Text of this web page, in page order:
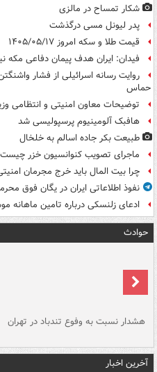
شکار تمساح در مالزی
پدر لیونل مسی درگذشت
قیمت طلا و سکه امروز ۱۴۰۵/۰۵/۱۷
فیدان: ایران هدف پیمان دفاعی مکه
روایت رسانه اسرائیلی از فشار
حماس
توضیحات معاون امنیتی و انتظامی
هافبک آلومینیوم پرسپولیسی شد
طبیعت بکر جاده اسالم به خلخال
ماجرای تصویب کنوانسیون خزر
چرا بیت المال باید خرج مجرمان
نفوذ اطلاعاتی ایران در یگان فوق
ادعای زلنسکی درباره تامین ماهانه
حوادث
هشدار نسبت به وفوع تندباد در تهران
آخرین اخبار